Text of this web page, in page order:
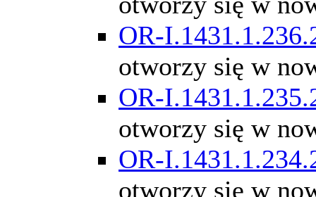
OR-
otworzy się w
OR-
otworzy się w
OR-
otworzy się w